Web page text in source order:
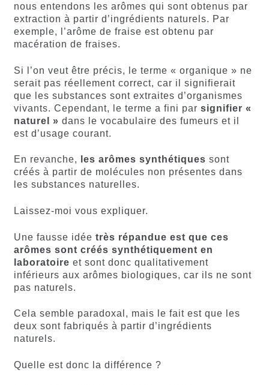
nous entendons les arômes qui sont obtenus par
extraction à partir d’ingrédients naturels. Par
exemple, l’arôme de fraise est obtenu par
macération de fraises.
Si l’on veut être précis, le terme « organique » ne
serait pas réellement correct, car il signifierait
que les substances sont extraites d’organismes
vivants. Cependant, le terme a fini par signifier «
naturel » dans le vocabulaire des fumeurs et il
est d’usage courant.
En revanche, les arômes synthétiques sont
créés à partir de molécules non présentes dans
les substances naturelles.
Laissez-moi vous expliquer.
Une fausse idée très répandue est que ces
arômes sont créés synthétiquement en
laboratoire et sont donc qualitativement
inférieurs aux arômes biologiques, car ils ne sont
pas naturels.
Cela semble paradoxal, mais le fait est que les
deux sont fabriqués à partir d’ingrédients
naturels.
Quelle est donc la différence ?